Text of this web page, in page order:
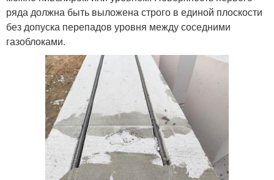
ряда должна быть выложена строго в единой плоскости
без допуска перепадов уровня между соседними
газоблоками.